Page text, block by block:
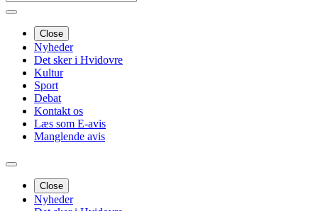
Close
Nyheder
Det sker i Hvidovre
Kultur
Sport
Debat
Kontakt os
Læs som E-avis
Manglende avis
Close
Nyheder